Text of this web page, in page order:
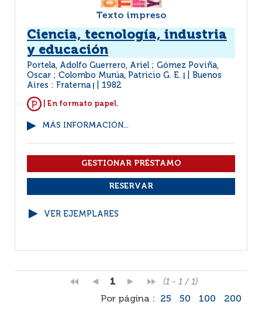
Texto impreso
Ciencia, tecnología, industria
y educación
Portela, Adolfo Guerrero, Ariel ; Gómez Poviña,
Oscar ; Colombo Murúa, Patricio G. E.
Buenos
Aires : Fraterna
1982
| En formato papel.
MÁS INFORMACIÓN...
VER EJEMPLARES
1
(1 - 1 / 1)
Por página :
25 50 100 200